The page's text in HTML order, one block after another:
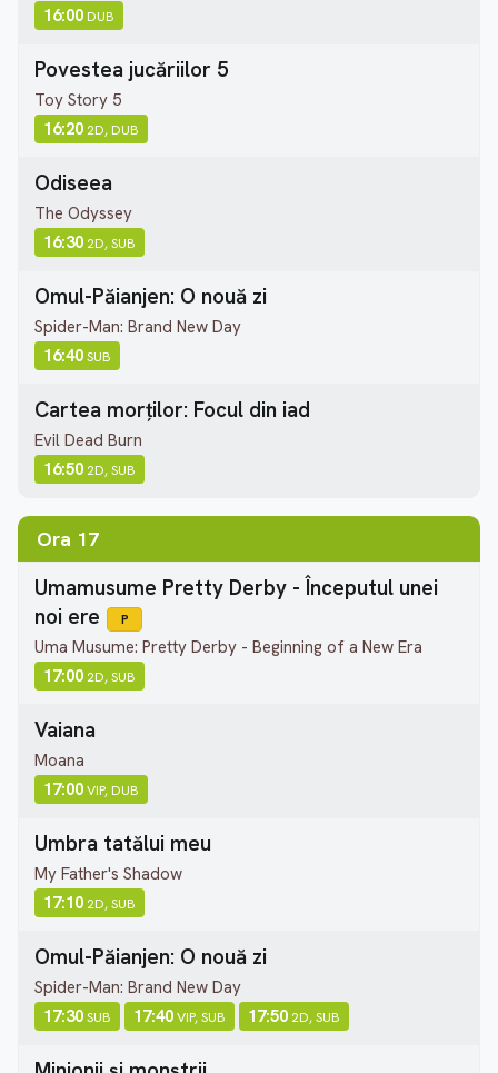
16:00DUB
Povestea jucăriilor 5
Toy Story 5
16:20 2D, DUB
Odiseea
The Odyssey
16:30 2D, SUB
Omul-Păianjen: O nouă zi
Spider-Man: Brand New Day
16:40SUB
Cartea morților: Focul din iad
Evil Dead Burn
16:50 2D, SUB
Ora 17
Umamusume Pretty Derby - Începutul unei
noi ere
P
Uma Musume: Pretty Derby - Beginning of a New Era
17:00 2D, SUB
Vaiana
Moana
17:00VIP, DUB
Umbra tatălui meu
My Father's Shadow
17:10 2D, SUB
Omul-Păianjen: O nouă zi
Spider-Man: Brand New Day
17:30SUB 17:40VIP, SUB 17:50 2D, SUB